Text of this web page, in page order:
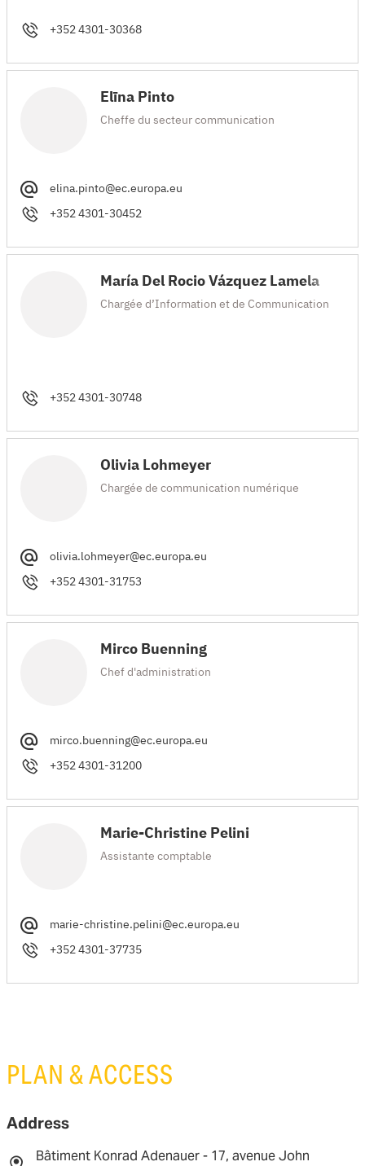
+352 4301-30368
Elīna Pinto
Cheffe du secteur communication
elina.pinto@ec.europa.eu
+352 4301-30452
María Del Rocio Vázquez Lamela
Chargée d’Information et de Communication
+352 4301-30748
Olivia Lohmeyer
Chargée de communication numérique
olivia.lohmeyer@ec.europa.eu
+352 4301-31753
Mirco Buenning
Chef d'administration
mirco.buenning@ec.europa.eu
+352 4301-31200
Marie-Christine Pelini
Assistante comptable
marie-christine.pelini@ec.europa.eu
+352 4301-37735
PLAN & ACCESS
Address
Bâtiment Konrad Adenauer - 17, avenue John